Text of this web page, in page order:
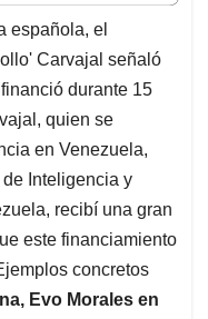
española, el
Carvajal señaló
durante 15
quien se
en Venezuela,
Inteligencia y
recibí una gran
este financiamiento
concretos
Evo Morales en